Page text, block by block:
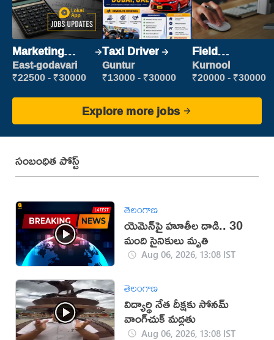
Marketing
Executive
East-godavari
₹22500 - ₹30000
Taxi Driver
Guntur
₹13000 - ₹30000
Field
Marketing
Executive
Kurnool
₹20000 - ₹30000
Explore more jobs
సంబంధిత పోస్ట్
తెలంగాణ
యెమెన్‌పై హూతీల దాడి.. 30
మంది సైనికులు మృతి
Aug 06, 2026, 13:08 IST
తెలంగాణ
విద్యార్థి నేత దీక్షకు సోనమ్
వాంగ్‌చుక్ మద్దతు
Aug 06, 2026, 13:08 IST